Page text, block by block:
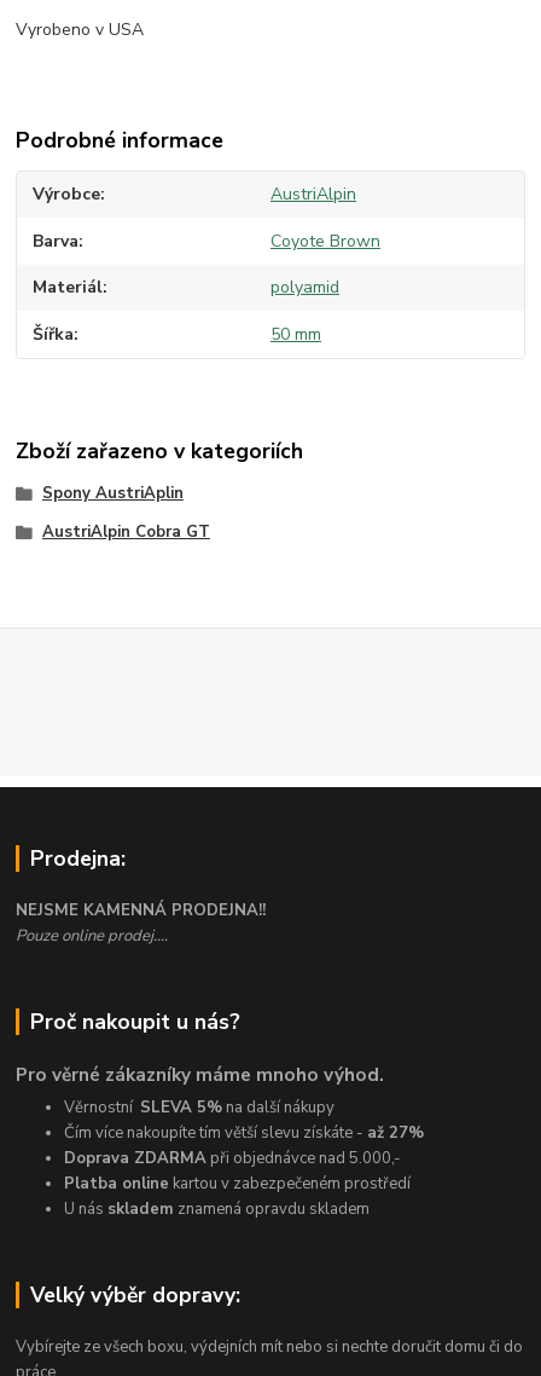
Vyrobeno v USA
Podrobné informace
Výrobce AustriAlpin
Barva Coyote Brown
Materiál polyamid
Šířka 50 mm
Zboží zařazeno v kategoriích
Spony AustriAplin
AustriAlpin Cobra GT
Prodejna:
NEJSME KAMENNÁ PRODEJNA!!
Pouze online prodej....
Proč nakoupit u nás?
Pro věrné zákazníky máme mnoho výhod.
Věrnostní SLEVA 5% na další nákupy
Čím více nakoupíte tím větší slevu získáte - až 27%
Doprava ZDARMA při objednávce nad 5.000,-
Platba online kartou v zabezpečeném prostředí
U nás skladem znamená opravdu skladem
Velký výběr dopravy:
Vybírejte ze všech boxu, výdejních mít nebo si nechte doručit domu či do